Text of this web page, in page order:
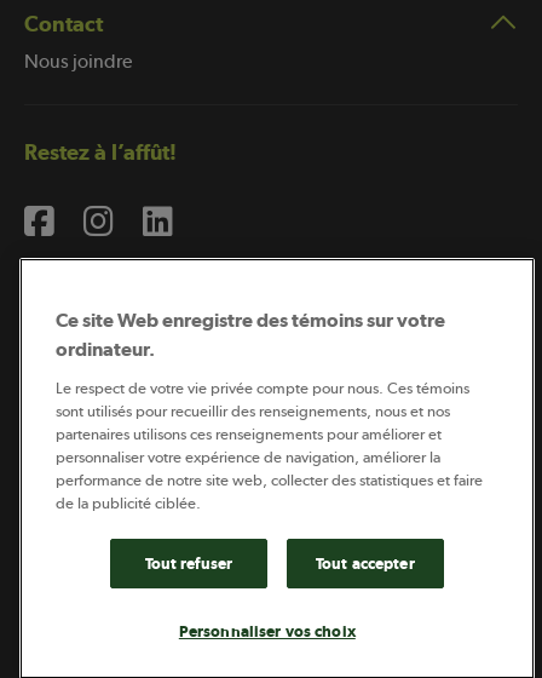
Contact
Nous joindre
Restez à l’affût!
Coopérateur est publié par Sollio Groupe Coopératif.
Il est l’outil d’information de la coopération agricole
québécoise.
Ce site Web enregistre des témoins sur votre
ordinateur.
Le respect de votre vie privée compte pour nous. Ces témoins
sont utilisés pour recueillir des renseignements, nous et nos
partenaires utilisons ces renseignements pour améliorer et
personnaliser votre expérience de navigation, améliorer la
performance de notre site web, collecter des statistiques et faire
de la publicité ciblée.
Tout refuser Tout accepter
Personnaliser vos choix